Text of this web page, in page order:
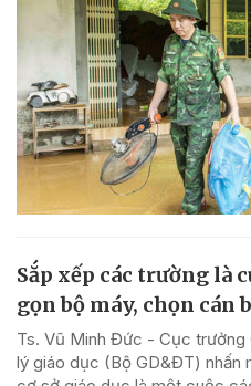
Sắp xếp các trường là
gọn bộ máy, chọn cán
Ts. Vũ Minh Đức - Cục trưởng
lý giáo dục (Bộ GD&ĐT) nhấn